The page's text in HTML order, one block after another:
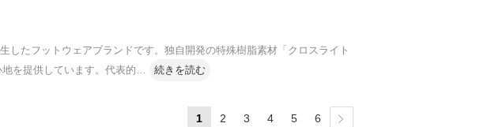
したフットウェアブランドです。独自開発の特殊樹脂素材「クロスライト
を提供しています。代表的
続きを読む
1 2 3 4 5 6